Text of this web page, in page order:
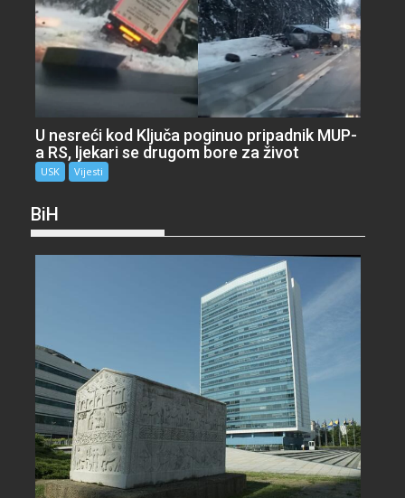
U nesreći kod Ključa poginuo pripadnik MUP-
a RS, ljekari se drugom bore za život
USK Vijesti
BiH